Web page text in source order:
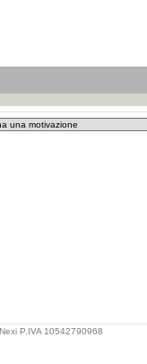
P.IVA 10542790968